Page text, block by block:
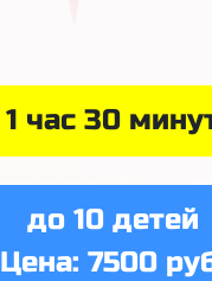
1 час 30
до 10 детей
Цена: 7500